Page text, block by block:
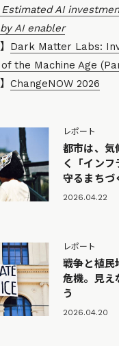
Estimated AI
AI enabler
Dark Matter Labs:
the Machine Age
ChangeNOW 2026
レポート
都市は、気
く「インフ
守るまちづ
2026.04.22
レポート
戦争と植民
危機。見え
う
2026.04.20